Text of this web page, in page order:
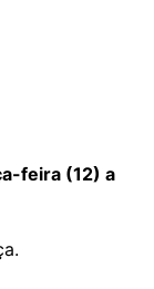
feira (12) a